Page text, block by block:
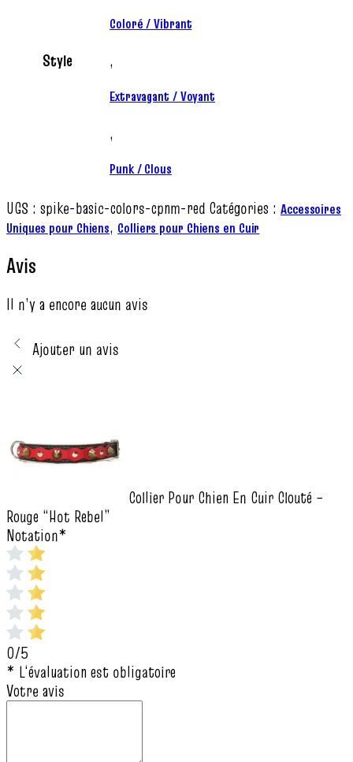
Style
Coloré / Vibrant
,
Extravagant / Voyant
,
Punk / Clous
UGS : spike-basic-colors-cpnm-red Catégories : Accessoires
Uniques pour Chiens, Colliers pour Chiens en Cuir
Avis
Il n’y a encore aucun avis
Ajouter un avis
Collier Pour Chien En Cuir Clouté –
Rouge “Hot Rebel”
Notation*
0/5
* L‘évaluation est obligatoire
Votre avis